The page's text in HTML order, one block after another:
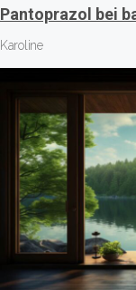
Pantoprazol bei
Karoline